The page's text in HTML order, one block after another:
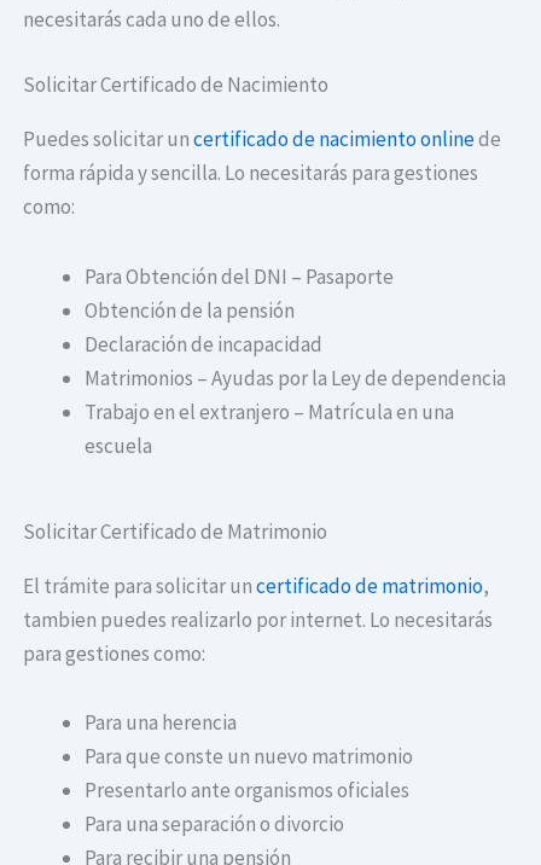
necesitarás cada uno de ellos.
Solicitar Certificado de Nacimiento
Puedes solicitar uncertificado de nacimiento onlinede
forma rápida y sencilla. Lo necesitarás para gestiones
como:
Para Obtención del DNI – Pasaporte
Obtención de la pensión
Declaración de incapacidad
Matrimonios – Ayudas por la Ley de dependencia
Trabajo en el extranjero – Matrícula en una
escuela
Solicitar Certificado de Matrimonio
El trámite para solicitar uncertificado de matrimonio,
tambien puedes realizarlo por internet. Lo necesitarás
para gestiones como:
Para una herencia
Para que conste un nuevo matrimonio
Presentarlo ante organismos oficiales
Para una separación o divorcio
Para recibir una pensión